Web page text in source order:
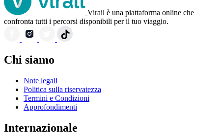
Virail è una piattaforma online che
confronta tutti i percorsi disponibili per il tuo viaggio.
Chi siamo
Note legali
Politica sulla riservatezza
Termini e Condizioni
Approfondimenti
Internazionale